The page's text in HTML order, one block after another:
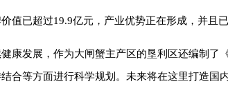
值已超过19.9亿元，产业优势正在形成，并且
康发展，作为大闸蟹主产区的垦利区还编制
合等方面进行科学规划。未来将在这里打造国